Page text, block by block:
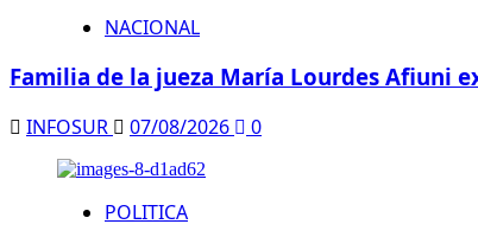
NACIONAL
Familia de la jueza María Lourdes Afiuni
INFOSUR 07/08/2026 0
POLITICA